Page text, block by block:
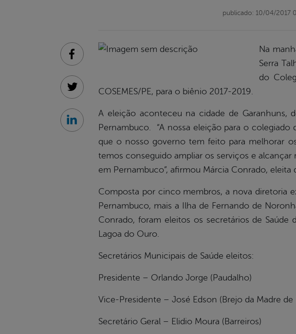
publicado: 10/04/2017
Na
Serra
do
COSEMES/PE, para o biênio 2017-2019.
A eleição aconteceu na cidade de Garanhuns,
Pernambuco. “A nossa eleição para o
que o nosso governo tem feito para melhorar
temos conseguido ampliar os serviços e alcançar
em Pernambuco”, afirmou Márcia Conrado,
Composta por cinco membros, a nova diretoria
Pernambuco, mais a Ilha de Fernando de
Conrado, foram eleitos os secretários de Saúde
Lagoa do Ouro.
Secretários Municipais de Saúde eleitos:
Presidente – Orlando Jorge (Paudalho)
Vice-Presidente – José Edson (Brejo da Madre de
Secretário Geral – Elidio Moura (Barreiros)
Facebook
Twitter
Linkedin